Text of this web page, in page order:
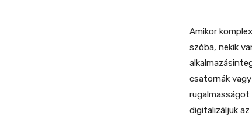
Amikor
szóba, nekik
csatornák
digitalizáljuk